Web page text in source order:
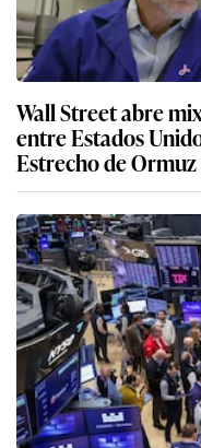
Wall Street abre
entre Estados
Estrecho de Ormuz